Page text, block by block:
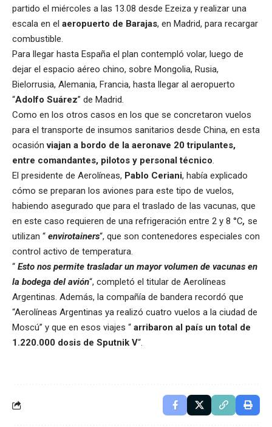
partido el miércoles a las 13.08 desde Ezeiza y realizar una
escala en el aeropuerto de Barajas, en Madrid, para recargar
combustible.
Para llegar hasta España el plan contempló volar, luego de
dejar el espacio aéreo chino, sobre Mongolia, Rusia,
Bielorrusia, Alemania, Francia, hasta llegar al aeropuerto
“Adolfo Suárez” de Madrid.
Como en los otros casos en los que se concretaron vuelos
para el transporte de insumos sanitarios desde China, en esta
ocasiónviajan a bordo de la aeronave 20 tripulantes,
entre comandantes, pilotos y personal técnico.
El presidente de Aerolíneas, Pablo Ceriani, había explicado
cómo se preparan los aviones para este tipo de vuelos,
habiendo asegurado que para el traslado de las vacunas, que
en este caso requieren de una refrigeración entre 2 y 8 °C, se
utilizan “ envirotainers“, que son contenedores especiales con
control activo de temperatura.
“ Esto nos permite trasladar un mayor volumen de vacunas en
la bodega del avión“, completó el titular de Aerolíneas
Argentinas. Además, la compañía de bandera recordó que
“Aerolíneas Argentinas ya realizó cuatro vuelos a la ciudad de
Moscú” y que en esos viajes “ arribaron al país un total de
1.220.000 dosis de Sputnik V“.